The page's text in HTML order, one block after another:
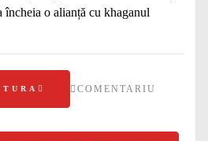
încheia o alianță cu khaganul
COMENTARIU